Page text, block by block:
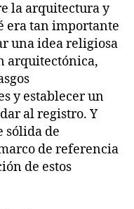
la arquitectura y
era tan importante
una idea religiosa
arquitectónica,
y establecer un
al registro. Y
sólida de
de referencia
de estos